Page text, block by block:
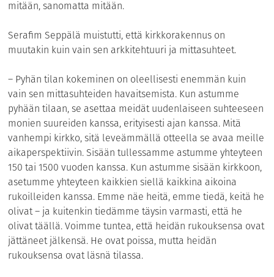
mitään, sanomatta mitään.
Serafim Seppälä muistutti, että kirkkorakennus on
muutakin kuin vain sen arkkitehtuuri ja mittasuhteet.
– Pyhän tilan kokeminen on oleellisesti enemmän kuin
vain sen mittasuhteiden havaitsemista. Kun astumme
pyhään tilaan, se asettaa meidät uudenlaiseen suhteeseen
monien suureiden kanssa, erityisesti ajan kanssa. Mitä
vanhempi kirkko, sitä leveämmällä otteella se avaa meille
aikaperspektiivin. Sisään tullessamme astumme yhteyteen
150 tai 1500 vuoden kanssa. Kun astumme sisään kirkkoon,
asetumme yhteyteen kaikkien siellä kaikkina aikoina
rukoilleiden kanssa. Emme näe heitä, emme tiedä, keitä he
olivat – ja kuitenkin tiedämme täysin varmasti, että he
olivat täällä. Voimme tuntea, että heidän rukouksensa ovat
jättäneet jälkensä. He ovat poissa, mutta heidän
rukouksensa ovat läsnä tilassa.